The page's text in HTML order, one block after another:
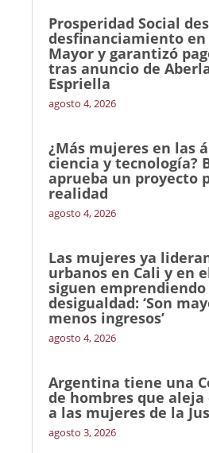
Prosperidad Social
desfinanciamiento en
Mayor y garantizó
tras anuncio de
Espriella
agosto 4, 2026
¿Más mujeres en las
ciencia y tecnología?
aprueba un proyecto
realidad
agosto 4, 2026
Las mujeres ya
urbanos en Cali y en
siguen emprendiendo
desigualdad: ‘Son
menos ingresos’
agosto 4, 2026
Argentina tiene una
de hombres que aleja
a las mujeres de la
agosto 3, 2026